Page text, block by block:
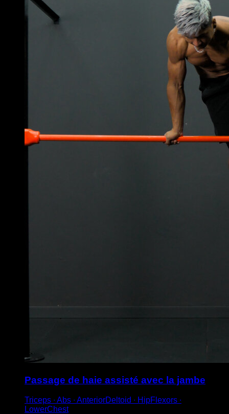
Passage de haie assisté avec la jambe
Triceps ∙ Abs ∙ AnteriorDeltoid ∙ HipFlexors ∙
LowerChest